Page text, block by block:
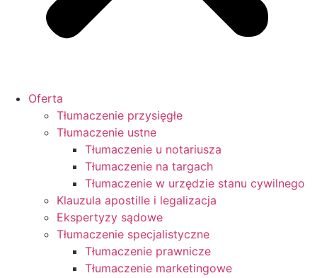
Oferta
Tłumaczenie przysięgłe
Tłumaczenie ustne
Tłumaczenie u notariusza
Tłumaczenie na targach
Tłumaczenie w urzędzie stanu cywilnego
Klauzula apostille i legalizacja
Ekspertyzy sądowe
Tłumaczenie specjalistyczne
Tłumaczenie prawnicze
Tłumaczenie marketingowe